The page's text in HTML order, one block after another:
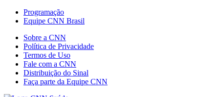
Programação
Equipe CNN Brasil
Sobre a CNN
Política de Privacidade
Termos de Uso
Fale com a CNN
Distribuição do Sinal
Faça parte da Equipe CNN